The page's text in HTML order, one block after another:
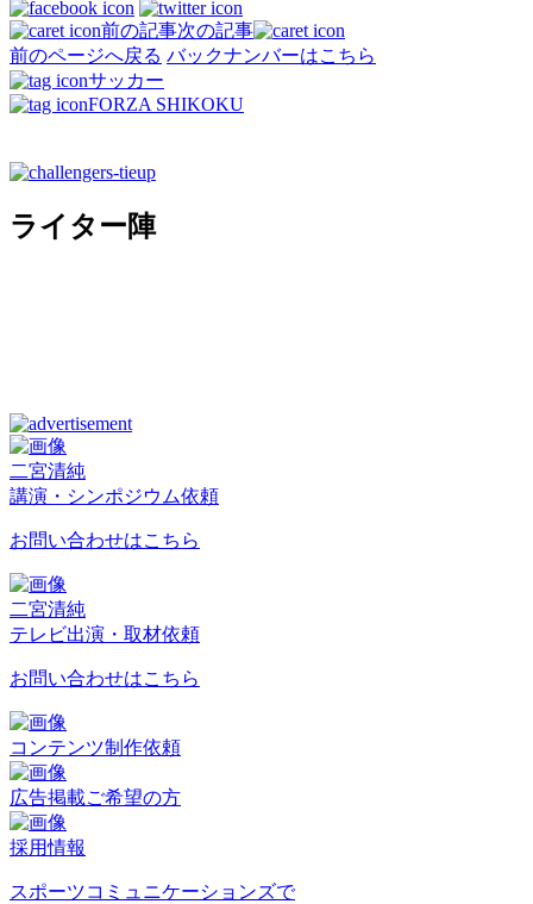
前の記事次の記事
前のページへ戻る バックナンバーはこちら
サッカー
FORZA SHIKOKU
ライター陣
二宮清純
講演・シンポジウム依頼
お問い合わせはこちら
二宮清純
テレビ出演・取材依頼
お問い合わせはこちら
コンテンツ制作依頼
広告掲載ご希望の方
採用情報
スポーツコミュニケーションズで